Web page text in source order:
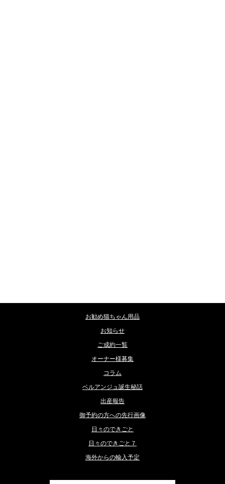
お勧め猫ちゃん用品
お知らせ
ご成約一覧
オーナー様募集
コラム
ベルアンジュ誕生秘話
出産報告
御予約の方への先行画像
日々のできごと
日々のできごと７
海外からの輸入予定